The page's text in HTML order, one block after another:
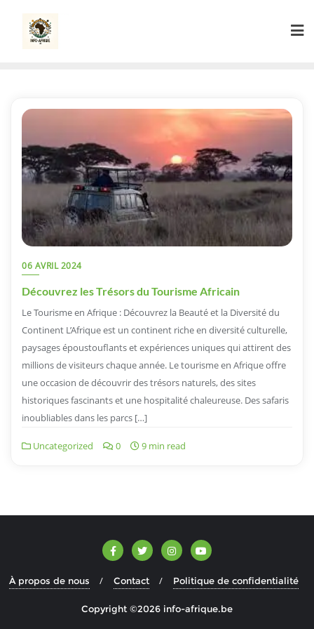
content
06 AVRIL 2024
Découvrez les Trésors du Tourisme Africain
Le Tourisme en Afrique : Découvrez la Beauté et la Diversité du
Continent L’Afrique est un continent riche en diversité culturelle,
paysages époustouflants et expériences uniques qui attirent des
millions de visiteurs chaque année. Le tourisme en Afrique offre
une occasion de découvrir des trésors naturels, des sites
historiques fascinants et une hospitalité chaleureuse. Des safaris
inoubliables dans les parcs […]
Uncategorized 0 9 min read
À propos de nous Contact Politique de confidentialité
Copyright ©2026 info-afrique.be